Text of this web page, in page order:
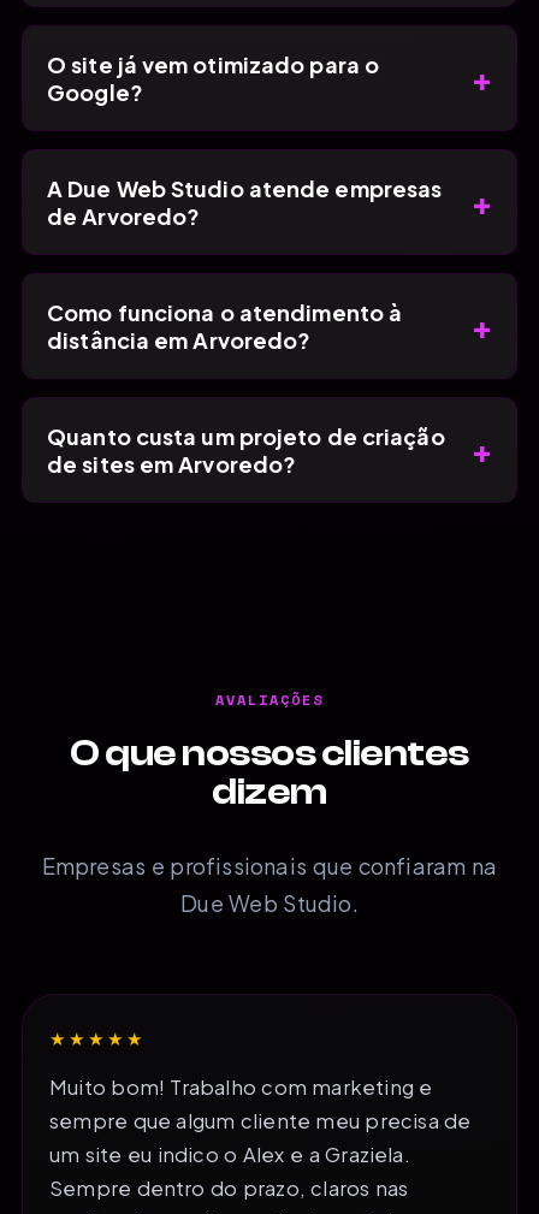
O site já vem otimizado para o
Google?
+
A Due Web Studio atende empresas
de Arvoredo?
+
Como funciona o atendimento à
distância em Arvoredo?
+
Quanto custa um projeto de criação
de sites em Arvoredo?
+
AVALIAÇÕES
O que nossos clientes
dizem
Empresas e profissionais que confiaram na
Due Web Studio.
★★★★★
Muito bom! Trabalho com marketing e
sempre que algum cliente meu precisa de
um site eu indico o Alex e a Graziela.
Sempre dentro do prazo, claros nas